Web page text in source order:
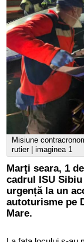
Misiune
rutier | imaginea 1
Marţi seara, 1
cadrul ISU
urgență la un
autoturisme pe
Mare.